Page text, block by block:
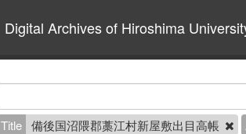
Digital Archives of Hiroshima
Title 備後国沼隈郡藁江村新屋敷出目高帳